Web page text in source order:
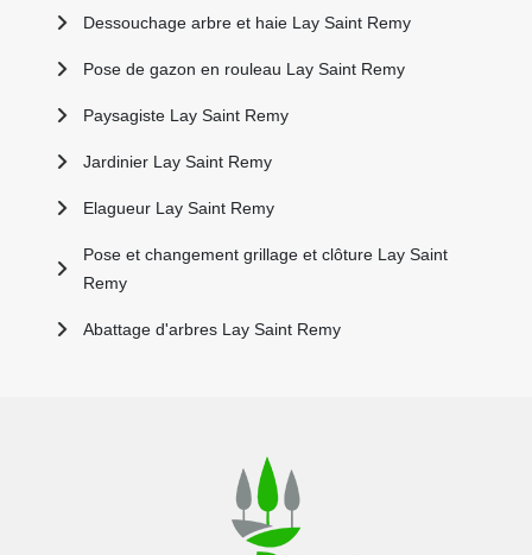
Dessouchage arbre et haie Lay Saint Remy
Pose de gazon en rouleau Lay Saint Remy
Paysagiste Lay Saint Remy
Jardinier Lay Saint Remy
Elagueur Lay Saint Remy
Pose et changement grillage et clôture Lay Saint
Remy
Abattage d'arbres Lay Saint Remy